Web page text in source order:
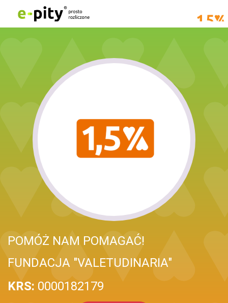
POMÓŻ NAM POMAGAĆ!
FUNDACJA "VALETUDINARIA"
KRS: 0000182179